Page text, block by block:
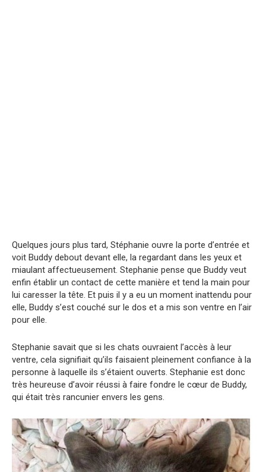
Quelques jours plus tard, Stéphanie ouvre la porte d’entrée et
voit Buddy debout devant elle, la regardant dans les yeux et
miaulant affectueusement. Stephanie pense que Buddy veut
enfin établir un contact de cette manière et tend la main pour
lui caresser la tête. Et puis il y a eu un moment inattendu pour
elle, Buddy s’est couché sur le dos et a mis son ventre en l’air
pour elle.
Stephanie savait que si les chats ouvraient l’accès à leur
ventre, cela signifiait qu’ils faisaient pleinement confiance à la
personne à laquelle ils s’étaient ouverts. Stephanie est donc
très heureuse d’avoir réussi à faire fondre le cœur de Buddy,
qui était très rancunier envers les gens.